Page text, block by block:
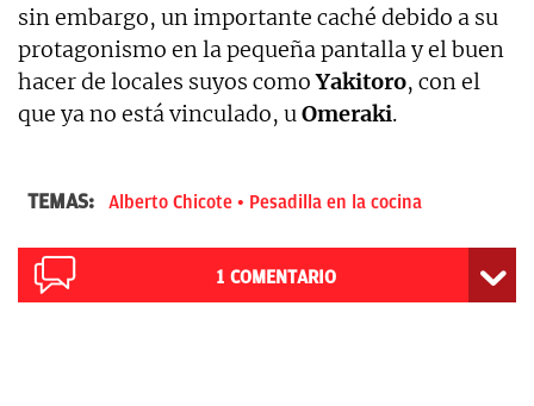
sin embargo, un importante caché debido a su
protagonismo en la pequeña pantalla y el buen
hacer de locales suyos comoYakitoro, con el
que ya no está vinculado, uOmeraki.
TEMAS: Alberto Chicote Pesadilla en la cocina
1 COMENTARIO